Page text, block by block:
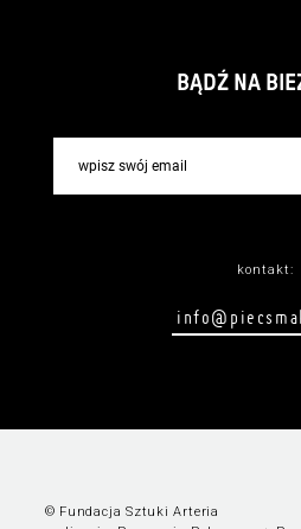
BĄDŹ NA
kontakt:
© Fundacja Sztuki Arteria